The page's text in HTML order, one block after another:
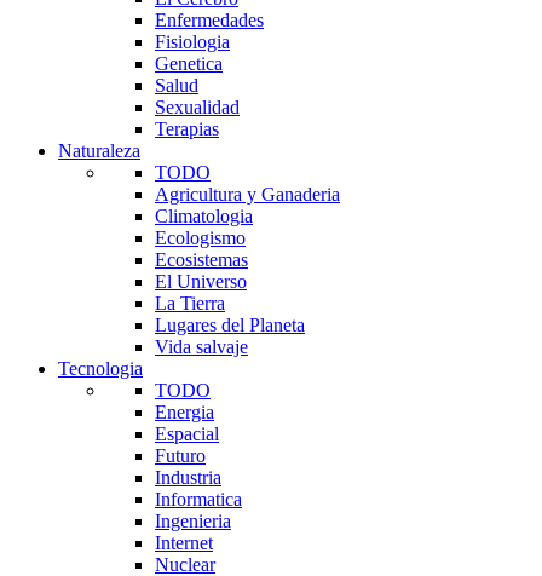
Enfermedades
Fisiologia
Genetica
Salud
Sexualidad
Terapias
Naturaleza
TODO
Agricultura y Ganaderia
Climatologia
Ecologismo
Ecosistemas
El Universo
La Tierra
Lugares del Planeta
Vida salvaje
Tecnologia
TODO
Energia
Espacial
Futuro
Industria
Informatica
Ingenieria
Internet
Nuclear